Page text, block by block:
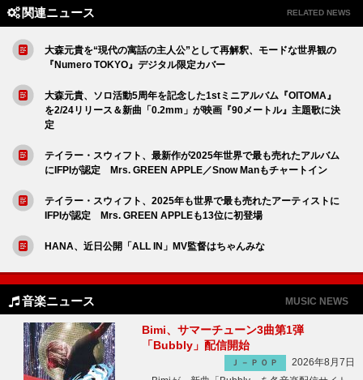
関連ニュース RELATED NEWS
大森元貴を“現代の寓話の主人公”として再解釈、モードな世界観の
『Numero TOKYO』デジタル限定カバー
大森元貴、ソロ活動5周年を記念した1stミニアルバム『OITOMA』
を2/24リリース＆新曲「0.2mm」が映画『90メートル』主題歌に決
定
テイラー・スウィフト、最新作が2025年世界で最も売れたアルバム
にIFPIが認定 Mrs. GREEN APPLE／Snow Manもチャートイン
テイラー・スウィフト、2025年も世界で最も売れたアーティストに
IFPIが認定 Mrs. GREEN APPLEも13位に初登場
HANA、近日公開「ALL IN」MV監督はちゃんみな
音楽ニュース MUSIC NEWS
Bimi、サマーチューン3曲第1弾
「Bubbly」配信開始
Ｊ－ＰＯＰ
2026年8月7日